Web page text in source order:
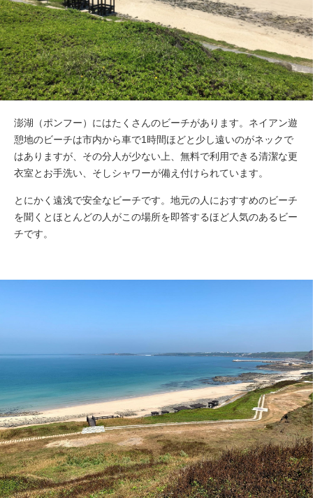
澎湖（ポンフー）にはたくさんのビーチがあります。ネイアン遊
憩地のビーチは市内から車で1時間ほどと少し遠いのがネックで
はありますが、その分人が少ない上、無料で利用できる清潔な更
衣室とお手洗い、そしシャワーが備え付けられています。
とにかく遠浅で安全なビーチです。地元の人におすすめのビーチ
を聞くとほとんどの人がこの場所を即答するほど人気のあるビー
チです。